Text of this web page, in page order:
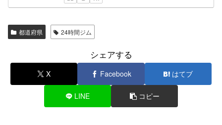
都道府県 24時間ジム
シェアする
X Facebook はてブ
LINE コピー